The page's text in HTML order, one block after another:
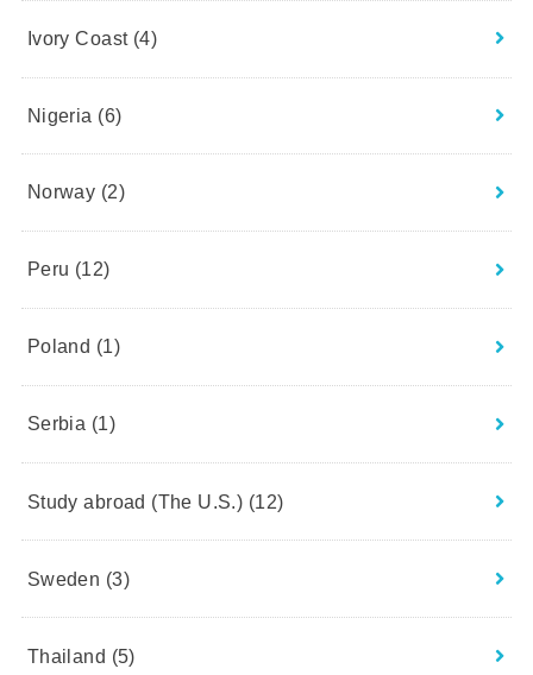
Ivory Coast (4)
Nigeria (6)
Norway (2)
Peru (12)
Poland (1)
Serbia (1)
Study abroad (The U.S.) (12)
Sweden (3)
Thailand (5)